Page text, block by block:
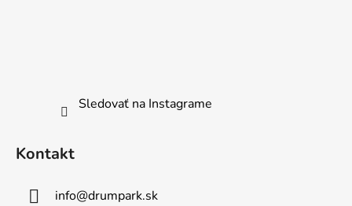
Sledovať na Instagrame
Kontakt
info@drumpark.sk